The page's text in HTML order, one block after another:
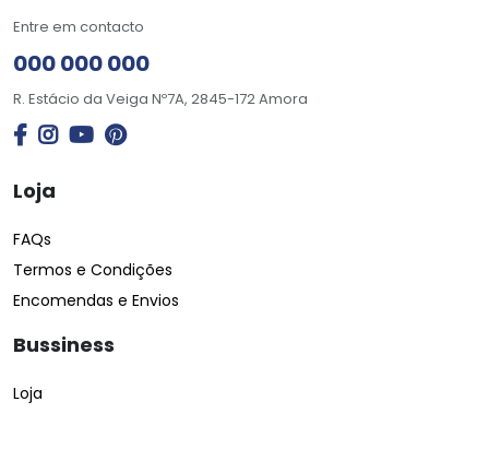
Entre em contacto
000 000 000
R. Estácio da Veiga Nº7A, 2845-172 Amora
Loja
FAQs
Termos e Condições
Encomendas e Envios
Bussiness
Loja